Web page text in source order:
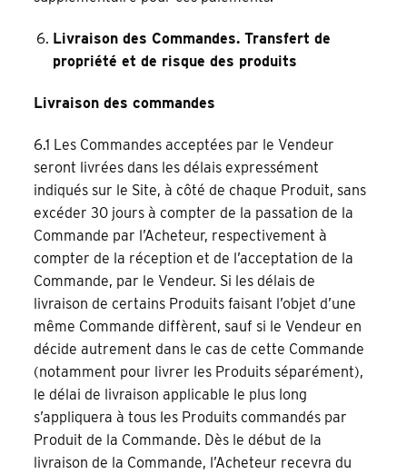
Livraison des Commandes. Transfert de
propriété et de risque des produits
Livraison des commandes
6.1 Les Commandes acceptées par le Vendeur
seront livrées dans les délais expressément
indiqués sur le Site, à côté de chaque Produit, sans
excéder 30 jours à compter de la passation de la
Commande par l’Acheteur, respectivement à
compter de la réception et de l’acceptation de la
Commande, par le Vendeur. Si les délais de
livraison de certains Produits faisant l’objet d’une
même Commande diffèrent, sauf si le Vendeur en
décide autrement dans le cas de cette Commande
(notamment pour livrer les Produits séparément),
le délai de livraison applicable le plus long
s’appliquera à tous les Produits commandés par
Produit de la Commande. Dès le début de la
livraison de la Commande, l’Acheteur recevra du